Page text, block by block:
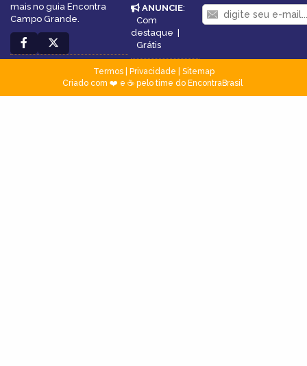
mais no guia Encontra
Campo Grande.
ANUNCIE:
Com
destaque |
Grátis
Termos| Privacidade
Sitemap
Criado com ❤️ e ☕ pelo time do EncontraBrasil